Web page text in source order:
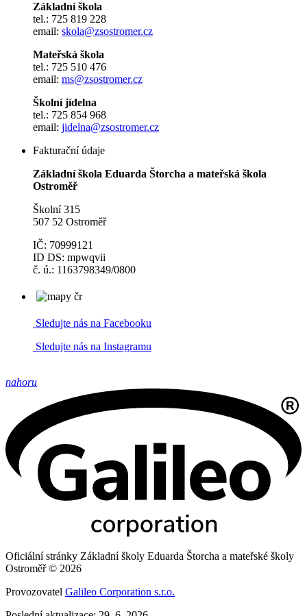
Základní škola
tel.: 725 819 228
email: skola@zsostromer.cz
Mateřská škola
tel.: 725 510 476
email: ms@zsostromer.cz
Školní jídelna
tel.: 725 854 968
email: jidelna@zsostromer.cz
Fakturační údaje
Základní škola Eduarda Štorcha a mateřská škola
Ostroměř
Školní 315
507 52 Ostroměř
IČ: 70999121
ID DS: mpwqvii
č. ú.: 1163798349/0800
Sledujte nás na Facebooku
Sledujte nás na Instagramu
nahoru
Oficiální stránky Základní školy Eduarda Štorcha a mateřské školy
Ostroměř © 2026
Provozovatel Galileo Corporation s.r.o.